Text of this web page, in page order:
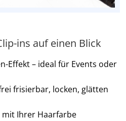
ins auf einen Blick
Effekt – ideal für Events oder
frisierbar, locken, glätten
mit Ihrer Haarfarbe